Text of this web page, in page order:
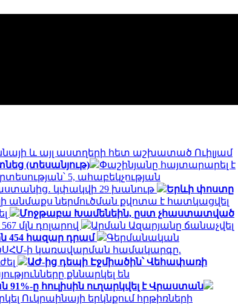
և այլ աստղերի հետ աշխատած Ուիլյամ
(տեսանյութ)
Փաշինյանը հայտարարել է
5, ահաբեկչության
կփակվի 29 խանութ
Երևի փոստը
անմաքս ներմուծման քվոտա է հատկացվել
Մոջթաբա Խամենեին, ըստ չհաստատված
մլն դոլարով
Արման Ազարյանը ճանաչվել
454 հազար դրամ
Գերմանական
ի կառավարման համակարգը.
ԱԺ-ից դեպի Էջմիածին՝ Վեհափառի
քննարկել են
ը հուլիսին ուղարկվել է Վրաստան
Ուկրաինայի երկնքում հրթիռների